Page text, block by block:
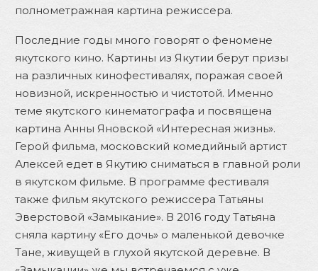
полнометражная картина режиссера.
Последние годы много говорят о феномене
якутского кино. Картины из Якутии берут призы
на различных кинофестивалях, поражая своей
новизной, искренностью и чистотой. Именно
теме якутского кинематографа и посвящена
картина Анны Яновской «Интересная жизнь».
Герой фильма, московский комедийный артист
Алексей едет в Якутию сниматься в главной роли
в якутском фильме. В программе фестиваля
также фильм якутского режиссера Татьяны
Эверстовой «Замыкание». В 2016 году Татьяна
сняла картину «Его дочь» о маленькой девочке
Тане, живущей в глухой якутской деревне. В